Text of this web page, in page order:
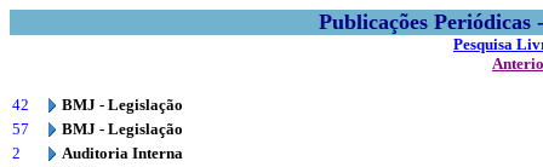
Publicações
Pesquisa
42
BMJ - Legislação
57
BMJ - Legislação
2
Auditoria Interna